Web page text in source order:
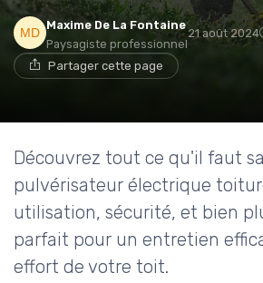
Maxime De La Fontaine
Paysagiste professionnel
21 août 2024
Partager cette page
Découvrez tout ce qu'il faut
pulvérisateur électrique
utilisation, sécurité, et bien
parfait pour un entretien
effort de votre toit.